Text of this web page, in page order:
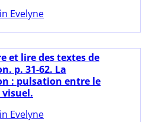
Evelyne
et lire des textes de
p. 31-62. La
: pulsation entre le
Evelyne